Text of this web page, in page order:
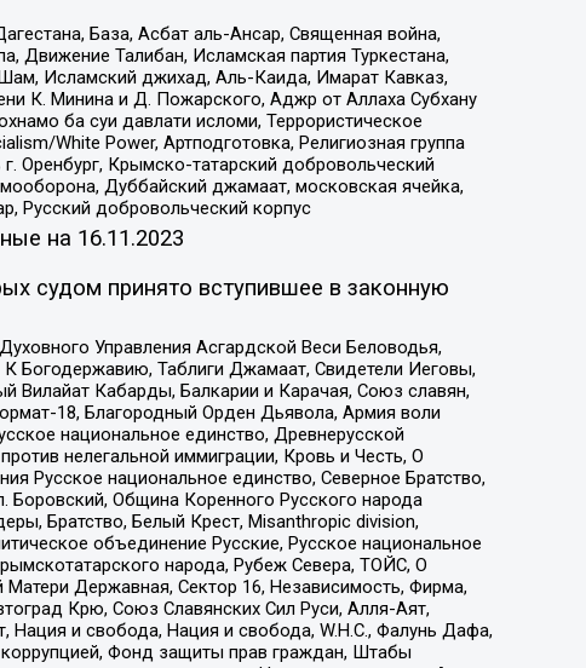
База, Асбат аль-Ансар, Священная война,
Движение Талибан, Исламская партия Туркестана,
Исламский джихад, Аль-Каида, Имарат Кавказ,
К. Минина и Д. Пожарского, Аджр от Аллаха Субхану
ба суи давлати исломи, Террористическое
White Power, Артподготовка, Религиозная группа
Оренбург, Крымско-татарский добровольческий
Дуббайский джамаат, московская ячейка,
Русский добровольческий корпус
на 16.11.2023
судом принято вступившее в законную
Управления Асгардской Веси Беловодья,
Богодержавию, Таблиги Джамаат, Свидетели Иеговы,
Вилайат Кабарды, Балкарии и Карачая, Союз славян,
18, Благородный Орден Дьявола, Армия воли
национальное единство, Древнерусской
нелегальной иммиграции, Кровь и Честь, О
Русское национальное единство, Северное Братство,
Боровский, Община Коренного Русского народа
Братство, Белый Крест, Misanthropic division,
объединение Русские, Русское национальное
народа, Рубеж Севера, ТОЙС, О
Державная, Сектор 16, Независимость, Фирма,
Крю, Союз Славянских Сил Руси, Алля-Аят,
Нация и свобода, Нация и свобода, W.H.С., Фалунь Дафа,
Фонд защиты прав граждан, Штабы